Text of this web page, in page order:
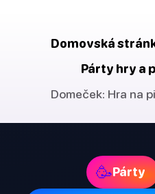
Domovská
Párty hry a
Domeček: Hra na
🥳Párty